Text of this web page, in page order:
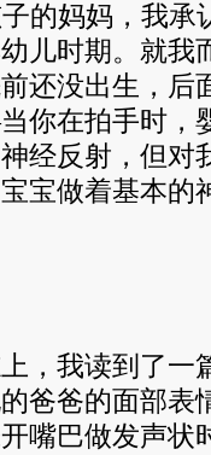
妈妈，我承
儿时期。就我
还没出生，后
你在拍手时，
经反射，但对
宝做着基本的
我读到了一
爸爸的面部表
嘴巴做发声状